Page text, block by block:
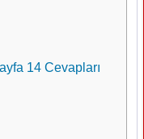
14 Cevapları